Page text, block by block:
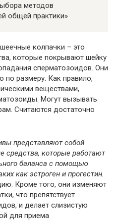
методов
общей практики»
колпачки – это
которые покрывают шейку
сперматозоидов. Они
по размеру. Как правило,
веществами,
Могут вызывать
Считаются достаточно
представляют собой
средства, которые работают
баланса с помощью
как эстроген и прогестин.
Кроме того, они изменяют
что препятствует
и делает слизистую
для приема